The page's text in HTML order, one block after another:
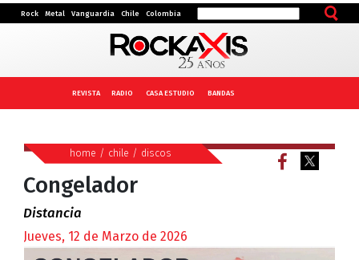
Rock Metal Vanguardia Chile Colombia
REVISTA RADIO CASA ESTUDIO BANDAS
home / chile / discos
Congelador
Distancia
Jueves, 12 de Marzo de 2026